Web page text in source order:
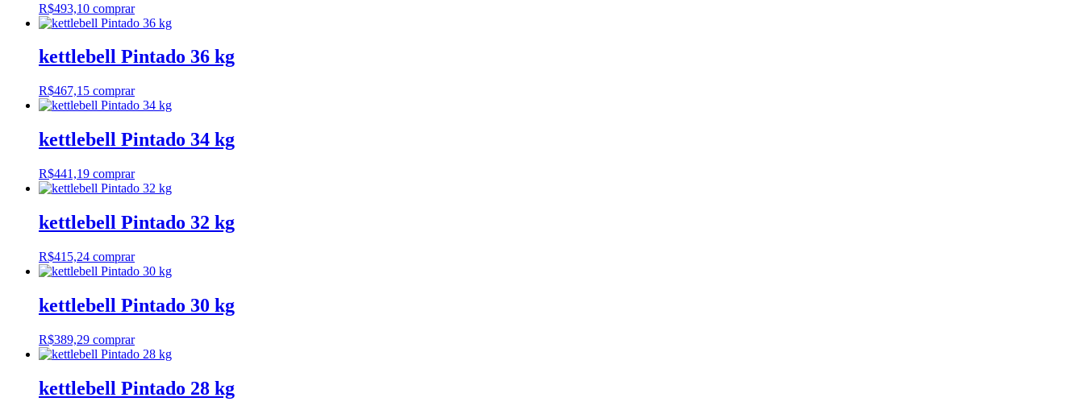
R$493,10 comprar
kettlebell Pintado 36 kg
R$467,15 comprar
kettlebell Pintado 34 kg
R$441,19 comprar
kettlebell Pintado 32 kg
R$415,24 comprar
kettlebell Pintado 30 kg
R$389,29 comprar
kettlebell Pintado 28 kg